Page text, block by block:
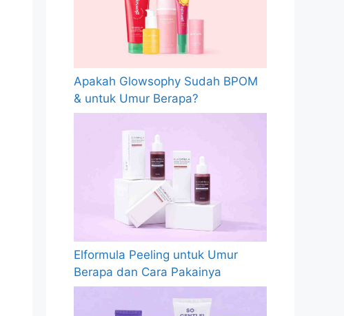
Apakah Glowsophy Sudah BPOM
& untuk Umur Berapa?
Elformula Peeling untuk Umur
Berapa dan Cara Pakainya